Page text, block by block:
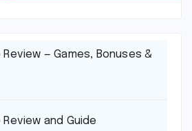
— Games, Bonuses &
and Guide